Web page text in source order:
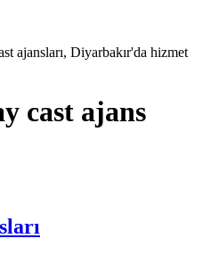
ajansları, Diyarbakır'da hizmet
cast ajans